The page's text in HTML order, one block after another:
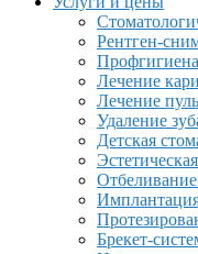
Рентген-
Профгигиена
Лечение
Лечение
Удаление
Детская
Отбеливание
Брекет-